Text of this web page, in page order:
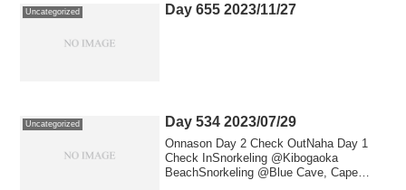
Uncategorized Day 655 2023/11/27
Uncategorized Day 534 2023/07/29
Onnason Day 2 Check OutNaha Day 1
Check InSnorkeling @Kibogaoka
BeachSnorkeling @Blue Cave, Cape